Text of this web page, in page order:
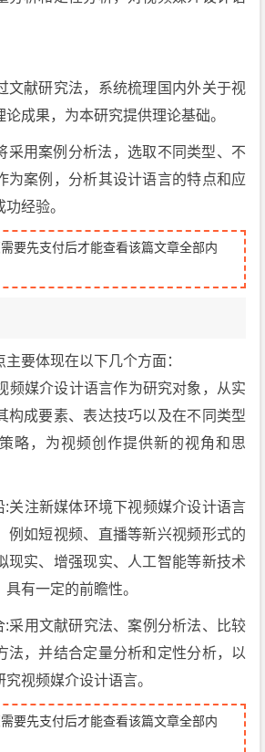
文献研究法，系统梳理国内外关于视
成果，为本研究提供理论基础。
采用案例分析法，选取不同类型、不
为案例，分析其设计语言的特点和应
经验。
要先支付后才能查看该篇文章全部内
要体现在以下几个方面：
频媒介设计语言作为研究对象，从实
构成要素、表达技巧以及在不同类型
略，为视频创作提供新的视角和思
:关注新媒体环境下视频媒介设计语言
例如短视频、直播等新兴视频形式的
现实、增强现实、人工智能等新技术
有一定的前瞻性。
:采用文献研究法、案例分析法、比较
法，并结合定量分析和定性分析，以
视频媒介设计语言。
要先支付后才能查看该篇文章全部内